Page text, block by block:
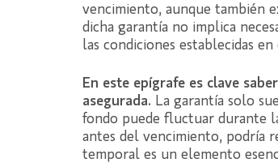
vencimiento, aunque también
dicha garantía no implica
las condiciones establecidas
En este epígrafe es clave
asegurada. La garantía solo
fondo puede fluctuar durante
antes del vencimiento, podría
temporal es un elemento